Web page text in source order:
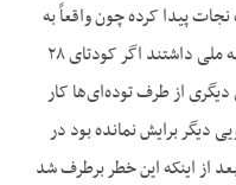
پیدا کرده چون واقعاً به
نظر ما با وضعی که مصدق و حکومت جبهه ملی داشتند اگر کودتای ۲۸
از طرف توده‌ای‌ها کار
دیگر برایش نمانده بود در
بعد از اینکه این خطر برطرف شد